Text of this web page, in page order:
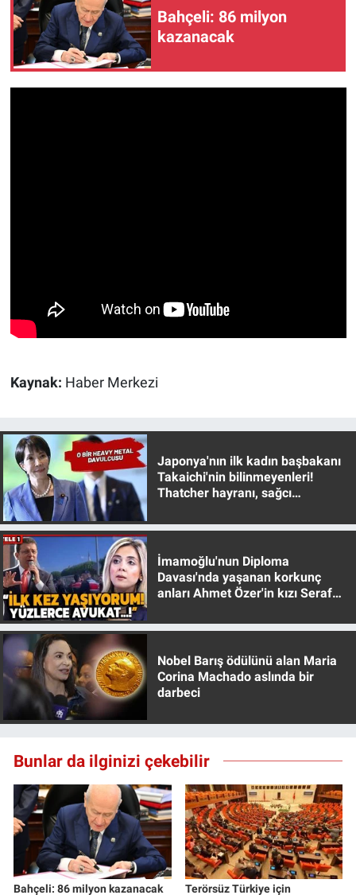
Bahçeli: 86 milyon
kazanacak
Kaynak: Haber Merkezi
Japonya'nın ilk kadın başbakanı
Takaichi'nin bilinmeyenleri!
Thatcher hayranı, sağcı
İmamoğlu'nun Diploma
Davası'nda yaşanan korkunç
anları Ahmet Özer'in kızı Seraf
Nobel Barış ödülünü alan Maria
Corina Machado aslında bir
darbeci
Bunlar da ilginizi çekebilir
Bahçeli: 86 milyon kazanacak
Terörsüz Türkiye için